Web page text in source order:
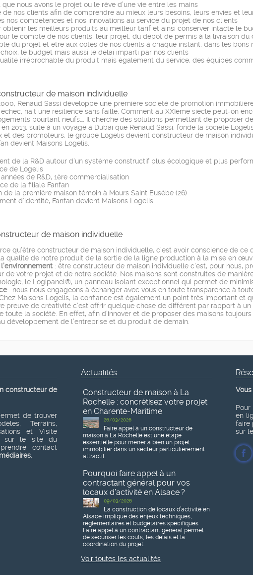
nous avons le projet ou le rêve d’une vie entre les mains
de nos clients afin de comprendre au mieux leurs besoins, leurs envies et
nos compétences et nos innovations au service du projet de nos clients
obtenir les meilleurs produits au meilleur tarif et ainsi conserver intacte le
le compte de nos clients, leur projet, du dépôt de permis à la livraison du
du projet et être aux côtés de nos clients à chaque instant, dans les
le budget mais aussi le délai imparti par nos clients
irréprochable du produit mais également du service, des équipes
de maison individuelle
Renaud Sassi développe une première société de promotion
nait une résilience sans faille. Comment au XXIème siècle peut-on
pourtant neufs…. Il cherche des solutions permettant de proposer
en 2013, suite à un voyage à Dubaï que Renaud Sassi, fonde la société
et des promoteurs, le groupe Logelis devient constructeur de maison
devient Maisons Logelis.
de la R&D autour d’un système constructif plus écologique et plus
de Logelis
années de R&D, 1ère commercialisation
de la filiale Fanfan
de la première maison témoin à Mours Saint Eusèbe (26)
d’identité, Fanfan devient Maisons Logelis
de maison individuelle
qu’être constructeur de maison individuelle, c’est avoir conscience de
qualité de notre produit de la sortie de la ligne production à la mise en
: être constructeur de maison individuelle c’est, pour nous,
de votre projet et de notre société. Nos maisons sont construites de
le Logipanel®, un panneau isolant exceptionnel qui permet de
: nous nous engageons à échanger avec vous en toute transparence à
Maisons Logelis, la confiance est également un point très important et
preuve de créativité c’est offrir quelque chose de différent par rapport à
toute la société. En effet, afin d’innover et de proposer des maisons
développement de l’entreprise et du produit de demain.
constructeur de
de trouver
Terrains,
et Visite
sur le site du
contact
Actualités
Constructeur de maison à La
Rochelle : concrétisez votre projet
en Charente-Maritime
26/03/2026
Faire appel à un constructeur de
maison à La Rochelle est une étape
essentielle pour mener à bien un projet
immobilier dans un secteur particulièrement
attractif.
Pourquoi faire appel à un
contractant général pour vos
locaux d’activité en Alsace ?
09/03/2026
La construction de locaux d’activité en
Alsace implique des enjeux techniques,
réglementaires et budgétaires spécifiques.
Faire appel à un contractant général permet
de sécuriser les coûts, les délais et la
coordination du projet.
Voir toutes les actualités
en
faire
sur